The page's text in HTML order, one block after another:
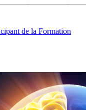
de la Formation